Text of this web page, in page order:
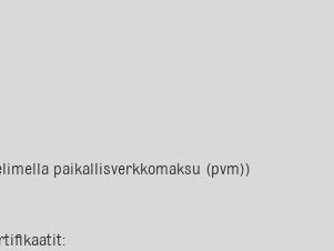
paikallisverkkomaksu (pvm))